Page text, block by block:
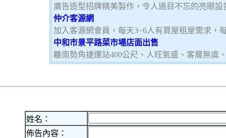
廣告造型招牌精美製作，令人過目不忘的亮眼
仲介客源網
加入客源網會員，每天3~6人有買屋租屋需求，
中和市景平路菜市場店面出售
離南勢角捷運站400公尺、人旺氣盛、客層無虞
姓名：
佈告內容：